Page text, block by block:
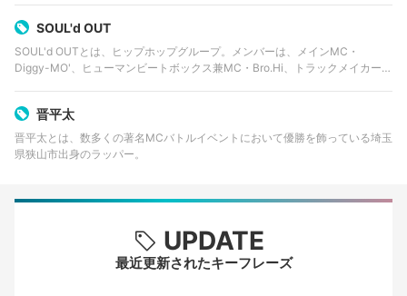
SOUL'd OUT
SOUL'd OUTとは、ヒップホップグループ。メンバーは、メインMC・
Diggy-MO'、ヒューマンビートボックス兼MC・Bro.Hi、トラックメイカー・
晋平太
晋平太とは、数多くの著名MCバトルイベントにおいて優勝を飾っている埼玉
県狭山市出身のラッパー。
UPDATE
最近更新されたキーフレーズ